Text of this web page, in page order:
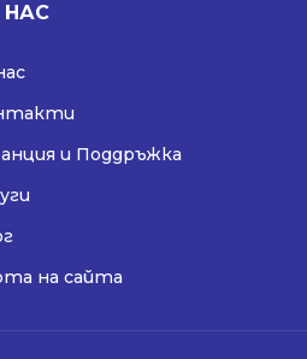
НАС
и Поддръжка
на сайта